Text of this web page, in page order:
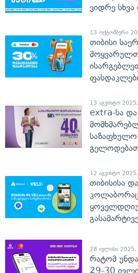
ვიდრე
13 ოქტომბერი
თიბისი
13 აგვისტო
extra-სა და
საზაფხულო
12 აგვისტო
თიბისისა
28 ივლისი
რატომ
29-30